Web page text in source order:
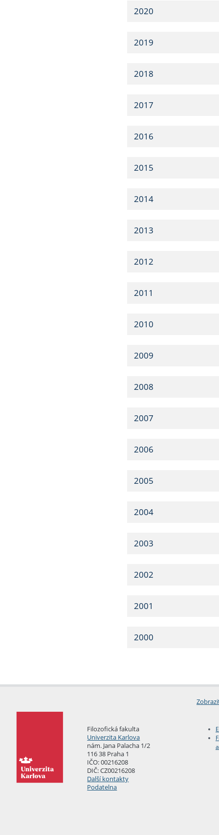
2020
2019
2018
2017
2016
2015
2014
2013
2012
2011
2010
2009
2008
2007
2006
2005
2004
2003
2002
2001
2000
Filozofická fakulta
Univerzita Karlova
nám. Jana Palacha 1/2
116 38 Praha 1
IČO: 00216208
DIČ: CZ00216208
Další kontakty
Podatelna